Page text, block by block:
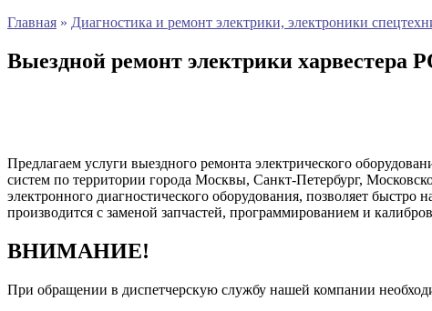
Главная » Диагностика и ремонт электрики, электроники
Выездной ремонт электрики харвестера
Предлагаем услуги выездного ремонта электрического
систем по территории города Москвы, Санкт-Петербург,
электронного диагностического оборудования, позволяет
производится с заменой запчастей, программированием и
ВНИМАНИЕ!
При обращении в диспетчерскую службу нашей компании